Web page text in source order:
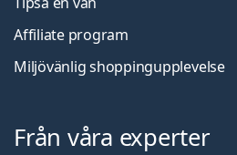
Affiliate program
Miljövänlig shoppingupplevelse
Från våra experter